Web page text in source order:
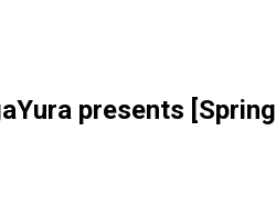
presents [Spring